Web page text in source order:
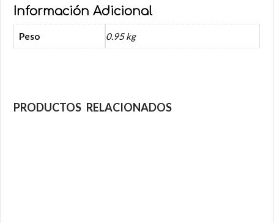
Información Adicional
Peso 0.95 kg
PRODUCTOS RELACIONADOS